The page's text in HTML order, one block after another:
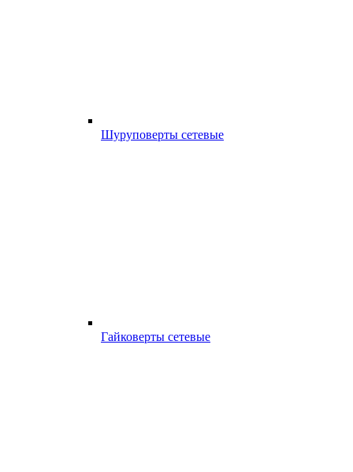
Шуруповерты сетевые
Гайковерты сетевые